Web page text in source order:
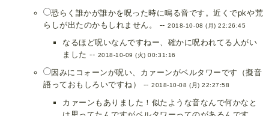
恐らく誰かが誰かを呪った時に鳴る音です。近くでpkや荒
らしが出たのかもしれません。 --2018-10-08 (月) 22:26:45
なるほど呪いなんですねー、確かに呪われてる人がい
ました -- 2018-10-09 (火) 00:31:16
因みにコォーンが呪い、カァーンがベルタワーです（擬音
語っておもしろいですね） --2018-10-08 (月) 22:27:58
カァーンもありました！似たような音なんで何かなと